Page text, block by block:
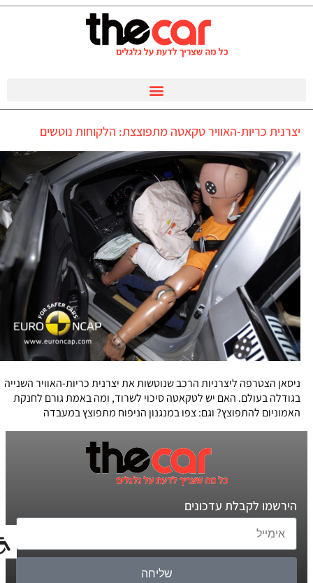
יצרנית כריות-האוויר טקאטה מתפוצצת: הלקוחות נוטשים
ניסאן הצטרפה ליצרניות הרכב שנוטשות את יצרנית כריות-האוויר השנייה
בגודלה בעולם. האם יש לטקאטה סיכוי לשרוד, ומה באמת גורם לחנקת
האמוניום להתפוצץ? וגם: צפו במנגנון הניפוח מתפוצץ במעבדה
הירשמו לקבלת עדכונים
שליחה